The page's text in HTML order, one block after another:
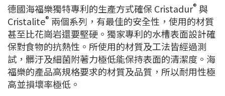
德國海福樂獨特專利的生產方式確保 Cristadur® 與
Cristalite® 兩個系列，有最佳的安全性，使用的材質
甚至比花崗岩還要堅硬。獨家專利的水槽表面設計確
保對食物的抗熱性。所使用的材質及工法皆經過測
試，髒汙及細菌附著力極低能保持表面的清潔度。海
福樂的產品高規格要求的材質及品質，所以耐用性極
高並損壞率極低。